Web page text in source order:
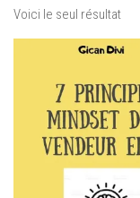
Voici le seul résultat